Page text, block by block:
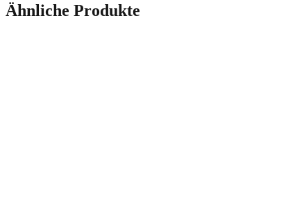
Ähnliche Produkte